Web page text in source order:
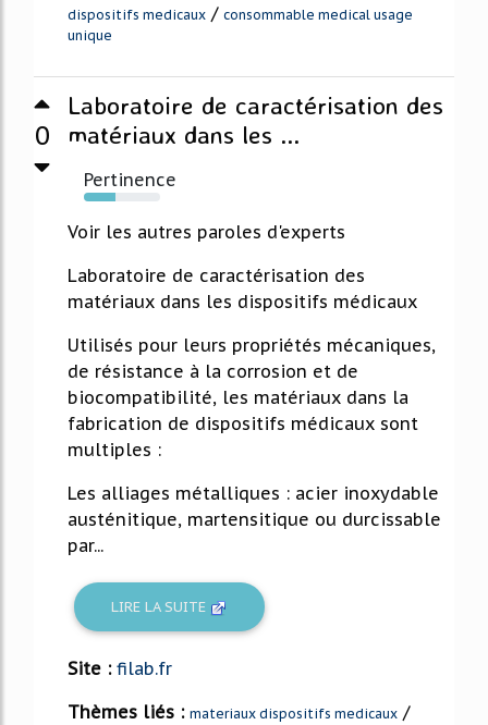
dispositifs medicaux / consommable medical usage
unique
0
Laboratoire de caractérisation des
matériaux dans les ...
Pertinence
41%
Voir les autres paroles d'experts
Laboratoire de caractérisation des
matériaux dans les dispositifs médicaux
Utilisés pour leurs propriétés mécaniques,
de résistance à la corrosion et de
biocompatibilité, les matériaux dans la
fabrication de dispositifs médicaux sont
multiples :
Les alliages métalliques : acier inoxydable
austénitique, martensitique ou durcissable
par...
LIRE LA SUITE
Site : filab.fr
Thèmes liés : materiaux dispositifs medicaux /